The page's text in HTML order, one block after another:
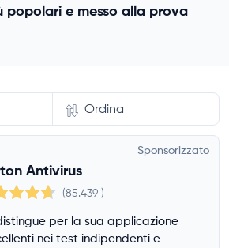
popolari e messo alla prova
Ordina
Sponsorizzato
Antivirus
(85.439 )
per la sua applicazione
nei test indipendenti e